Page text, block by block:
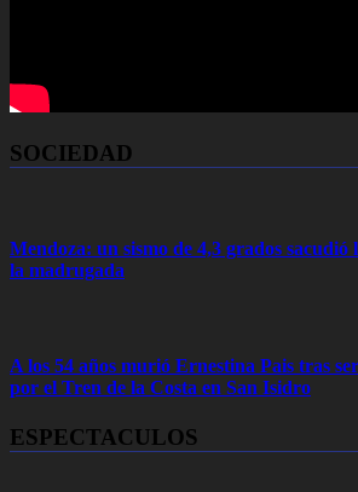
SOCIEDAD
Mendoza: un sismo de 4,3 grados
la madrugada
A los 54 años murió Ernestina Pais tras
por el Tren de la Costa en San Isidro
ESPECTACULOS